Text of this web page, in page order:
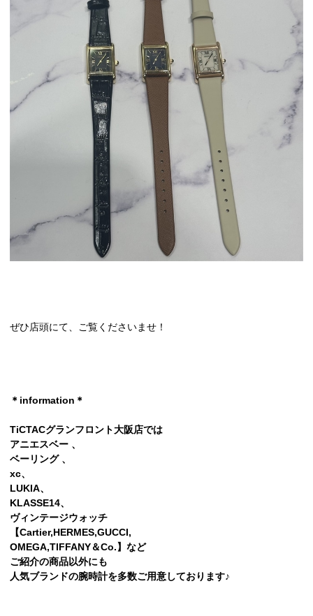
ぜひ店頭にて、ご覧くださいませ！
＊information＊
TiCTACグランフロント大阪店では
アニエスベー 、
ベーリング 、
xc、
LUKIA、
KLASSE14、
ヴィンテージウォッチ
【Cartier,HERMES,GUCCI,
OMEGA,TlFFANY＆Co.】など
ご紹介の商品以外にも
人気ブランドの腕時計を多数ご用意しております♪